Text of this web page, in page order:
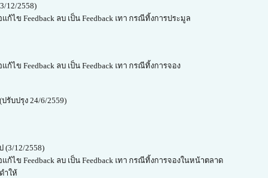
12/2558)
ข Feedback ลบ เป็น Feedback เทา กรณีทิ้งการประมูล
ข Feedback ลบ เป็น Feedback เทา กรณีทิ้งการจอง
รับปรุง 24/6/2559)
(3/12/2558)
ข Feedback ลบ เป็น Feedback เทา กรณีทิ้งการจองในหน้าตลาด
ำให้